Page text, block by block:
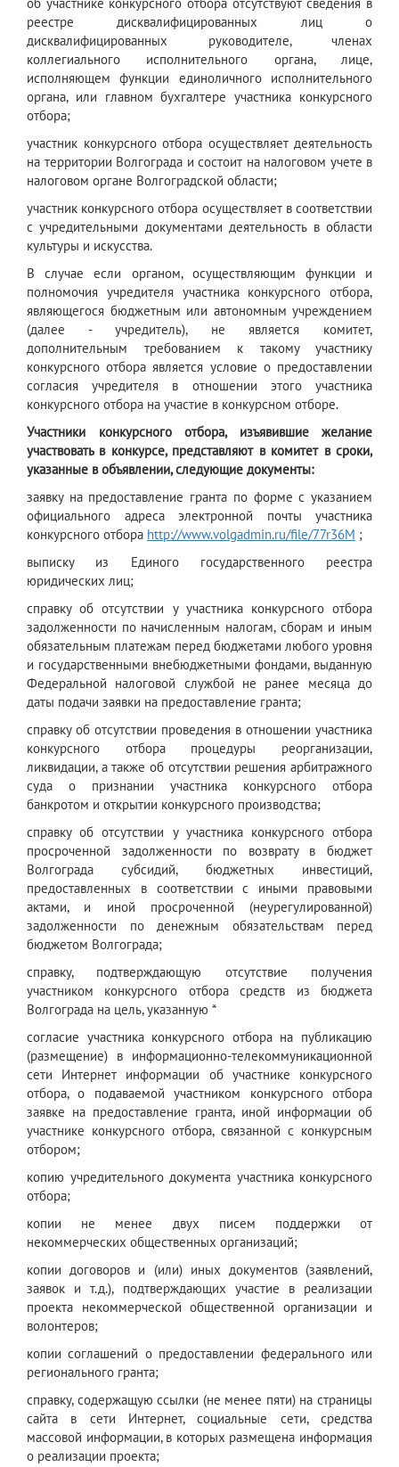
реестре дисквалифицированных лиц о
дисквалифицированных руководителе, членах
коллегиального исполнительного органа, лице,
исполняющем функции единоличного исполнительного
органа, или главном бухгалтере участника конкурсного
отбора;
участник конкурсного отбора осуществляет деятельность
на территории Волгограда и состоит на налоговом учете в
налоговом органе Волгоградской области;
участник конкурсного отбора осуществляет в соответствии
с учредительными документами деятельность в области
культуры и искусства.
В случае если органом, осуществляющим функции и
полномочия учредителя участника конкурсного отбора,
являющегося бюджетным или автономным учреждением
(далее - учредитель), не является комитет,
дополнительным требованием к такому участнику
конкурсного отбора является условие о предоставлении
согласия учредителя в отношении этого участника
конкурсного отбора на участие в конкурсном отборе.
Участники конкурсного отбора, изъявившие желание
участвовать в конкурсе, представляют в комитет в сроки,
указанные в объявлении, следующие документы:
заявку на предоставление гранта по форме с указанием
официального адреса электронной почты участника
конкурсного отбора http://www.volgadmin.ru/file/77r36M ;
выписку из Единого государственного реестра
юридических лиц;
справку об отсутствии у участника конкурсного отбора
задолженности по начисленным налогам, сборам и иным
обязательным платежам перед бюджетами любого уровня
и государственными внебюджетными фондами, выданную
Федеральной налоговой службой не ранее месяца до
даты подачи заявки на предоставление гранта;
справку об отсутствии проведения в отношении участника
конкурсного отбора процедуры реорганизации,
ликвидации, а также об отсутствии решения арбитражного
суда о признании участника конкурсного отбора
банкротом и открытии конкурсного производства;
справку об отсутствии у участника конкурсного отбора
просроченной задолженности по возврату в бюджет
Волгограда субсидий, бюджетных инвестиций,
предоставленных в соответствии с иными правовыми
актами, и иной просроченной (неурегулированной)
задолженности по денежным обязательствам перед
бюджетом Волгограда;
справку, подтверждающую отсутствие получения
участником конкурсного отбора средств из бюджета
Волгограда на цель, указанную *
согласие участника конкурсного отбора на публикацию
(размещение) в информационно-телекоммуникационной
сети Интернет информации об участнике конкурсного
отбора, о подаваемой участником конкурсного отбора
заявке на предоставление гранта, иной информации об
участнике конкурсного отбора, связанной с конкурсным
отбором;
копию учредительного документа участника конкурсного
отбора;
копии не менее двух писем поддержки от
некоммерческих общественных организаций;
копии договоров и (или) иных документов (заявлений,
заявок и т.д.), подтверждающих участие в реализации
проекта некоммерческой общественной организации и
волонтеров;
копии соглашений о предоставлении федерального или
регионального гранта;
справку, содержащую ссылки (не менее пяти) на страницы
сайта в сети Интернет, социальные сети, средства
массовой информации, в которых размещена информация
о реализации проекта;